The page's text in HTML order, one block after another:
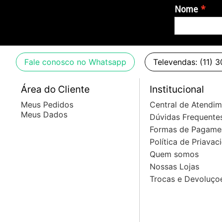
Nome
Fale conosco no Whatsapp Televendas: (11)
Área do Cliente
Meus Pedidos
Meus Dados
Institucional
Central de
Dúvidas
Formas de
Política de
Quem somos
Nossas Lojas
Trocas e